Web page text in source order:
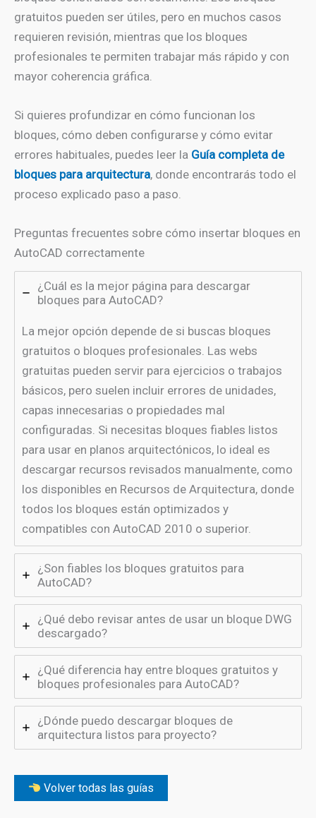
gratuitos pueden ser útiles, pero en muchos casos
requieren revisión, mientras que los bloques
profesionales te permiten trabajar más rápido y con
mayor coherencia gráfica.
Si quieres profundizar en cómo funcionan los
bloques, cómo deben configurarse y cómo evitar
errores habituales, puedes leer la Guía completa de
bloques para arquitectura, donde encontrarás todo el
proceso explicado paso a paso.
Preguntas frecuentes sobre cómo insertar bloques en
AutoCAD correctamente
¿Cuál es la mejor página para descargar
bloques para AutoCAD?
La mejor opción depende de si buscas bloques
gratuitos o bloques profesionales. Las webs
gratuitas pueden servir para ejercicios o trabajos
básicos, pero suelen incluir errores de unidades,
capas innecesarias o propiedades mal
configuradas. Si necesitas bloques fiables listos
para usar en planos arquitectónicos, lo ideal es
descargar recursos revisados manualmente, como
los disponibles en Recursos de Arquitectura, donde
todos los bloques están optimizados y
compatibles con AutoCAD 2010 o superior.
¿Son fiables los bloques gratuitos para
AutoCAD?
¿Qué debo revisar antes de usar un bloque DWG
descargado?
¿Qué diferencia hay entre bloques gratuitos y
bloques profesionales para AutoCAD?
¿Dónde puedo descargar bloques de
arquitectura listos para proyecto?
Volver todas las guías